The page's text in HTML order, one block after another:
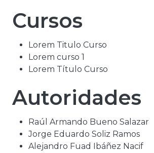
Cursos
Lorem Titulo Curso
Lorem curso 1
Lorem Título Curso
Autoridades
Raúl Armando Bueno Salazar
Jorge Eduardo Soliz Ramos
Alejandro Fuad Ibáñez Nacif